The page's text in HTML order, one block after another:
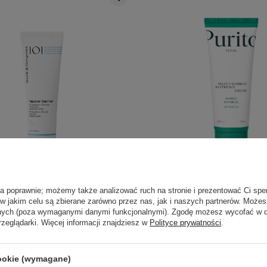
- Happier Barrier -
Regenerujący - 50ml
59,00 zł
zł
Purito Seoul - Mighty
Panthenol Cream -
Pantenolem -
poprawnie; możemy także analizować ruch na stronie i prezentować Ci
jakim celu są zbierane zarówno przez nas, jak i naszych partnerów.
(poza wymaganymi danymi funkcjonalnymi). Zgodę możesz wycofać w
Więcej informacji znajdziesz w Polityce prywatności.
(wymagane)